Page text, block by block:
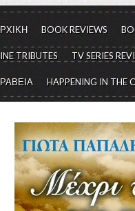
BOOK REVIEWS
TRIBUTES TV SERIES
HAPPENING IN THE